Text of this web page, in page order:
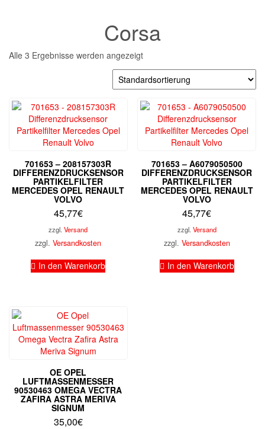
Corsa
Alle 3 Ergebnisse werden angezeigt
701653 – 208157303R
DIFFERENZDRUCKSENSOR
PARTIKELFILTER
MERCEDES OPEL RENAULT
VOLVO
45,77€
zzgl.Versand
zzgl.Versandkosten
In den Warenkorb
701653 – A6079050500
DIFFERENZDRUCKSENSOR
PARTIKELFILTER
MERCEDES OPEL RENAULT
VOLVO
45,77€
zzgl. Versand
zzgl. Versandkosten
In den Warenkorb
OE OPEL
LUFTMASSENMESSER
90530463 OMEGA VECTRA
ZAFIRA ASTRA MERIVA
SIGNUM
35,00€